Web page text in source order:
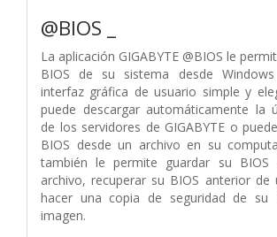
@BIOS _
La aplicación GIGABYTE @BIOS le
BIOS de su sistema desde
interfaz gráfica de usuario simple y
puede descargar automáticamente la
de los servidores de GIGABYTE o
BIOS desde un archivo en su
también le permite guardar su BIOS
archivo, recuperar su BIOS anterior de
hacer una copia de seguridad de su
imagen.